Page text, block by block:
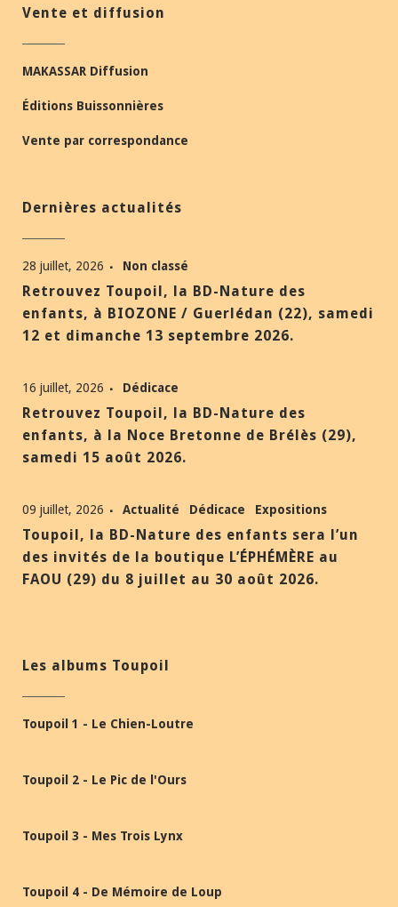
Vente et diffusion
MAKASSAR Diffusion
Éditions Buissonnières
Vente par correspondance
Dernières actualités
28 juillet, 2026 Non classé
Retrouvez Toupoil, la BD-Nature des
enfants, à BIOZONE / Guerlédan (22), samedi
12 et dimanche 13 septembre 2026.
16 juillet, 2026 Dédicace
Retrouvez Toupoil, la BD-Nature des
enfants, à la Noce Bretonne de Brélès (29),
samedi 15 août 2026.
09 juillet, 2026 Actualité Dédicace Expositions
Toupoil, la BD-Nature des enfants sera l’un
des invités de la boutique L’ÉPHÉMÈRE au
FAOU (29) du 8 juillet au 30 août 2026.
Les albums Toupoil
Toupoil 1 - Le Chien-Loutre
Toupoil 2 - Le Pic de l'Ours
Toupoil 3 - Mes Trois Lynx
Toupoil 4 - De Mémoire de Loup